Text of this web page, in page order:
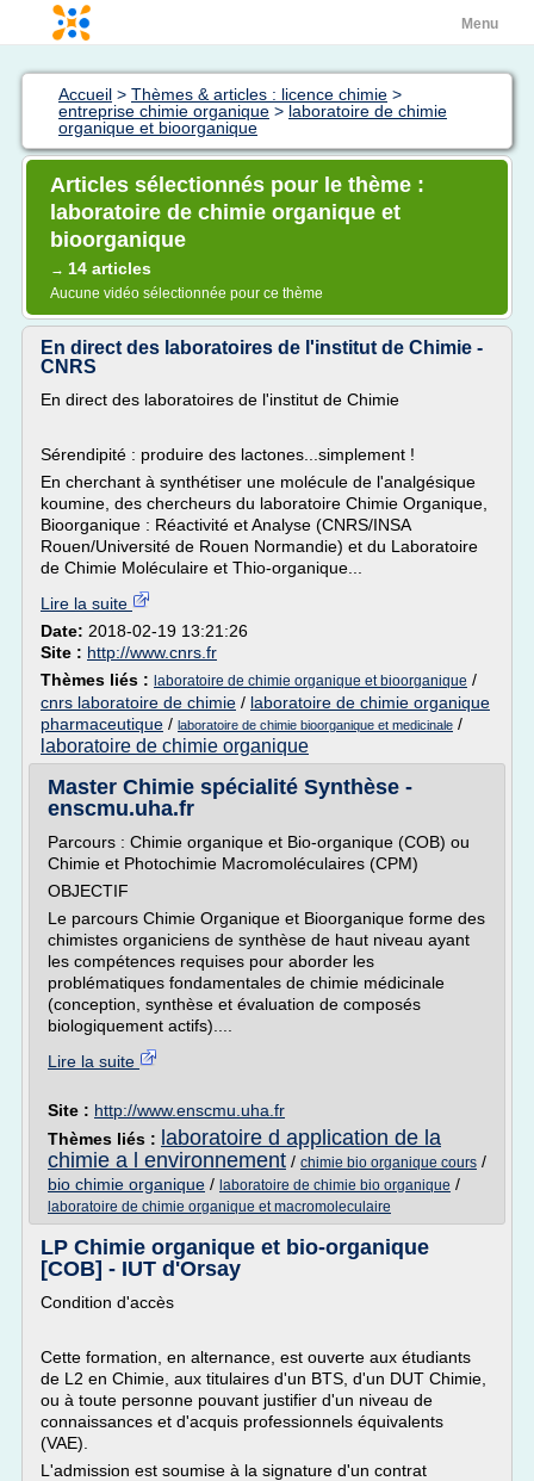
Menu
Accueil > Thèmes & articles : licence chimie >
entreprise chimie organique > laboratoire de chimie
organique et bioorganique
Articles sélectionnés pour le thème :
laboratoire de chimie organique et
bioorganique
→ 14 articles
Aucune vidéo sélectionnée pour ce thème
En direct des laboratoires de l'institut de Chimie -
CNRS
En direct des laboratoires de l'institut de Chimie
Sérendipité : produire des lactones...simplement !
En cherchant à synthétiser une molécule de l'analgésique
koumine, des chercheurs du laboratoire Chimie Organique,
Bioorganique : Réactivité et Analyse (CNRS/INSA
Rouen/Université de Rouen Normandie) et du Laboratoire
de Chimie Moléculaire et Thio-organique...
Lire la suite
Date: 2018-02-19 13:21:26
Site : http://www.cnrs.fr
Thèmes liés : laboratoire de chimie organique et bioorganique /
cnrs laboratoire de chimie / laboratoire de chimie organique
pharmaceutique / laboratoire de chimie bioorganique et medicinale /
laboratoire de chimie organique
Master Chimie spécialité Synthèse -
enscmu.uha.fr
Parcours : Chimie organique et Bio-organique (COB) ou
Chimie et Photochimie Macromoléculaires (CPM)
OBJECTIF
Le parcours Chimie Organique et Bioorganique forme des
chimistes organiciens de synthèse de haut niveau ayant
les compétences requises pour aborder les
problématiques fondamentales de chimie médicinale
(conception, synthèse et évaluation de composés
biologiquement actifs)....
Lire la suite
Site : http://www.enscmu.uha.fr
Thèmes liés : laboratoire d application de la
chimie a l environnement / chimie bio organique cours /
bio chimie organique / laboratoire de chimie bio organique /
laboratoire de chimie organique et macromoleculaire
LP Chimie organique et bio-organique
[COB] - IUT d'Orsay
Condition d'accès
Cette formation, en alternance, est ouverte aux étudiants
de L2 en Chimie, aux titulaires d'un BTS, d'un DUT Chimie,
ou à toute personne pouvant justifier d'un niveau de
connaissances et d'acquis professionnels équivalents
(VAE).
L'admission est soumise à la signature d'un contrat